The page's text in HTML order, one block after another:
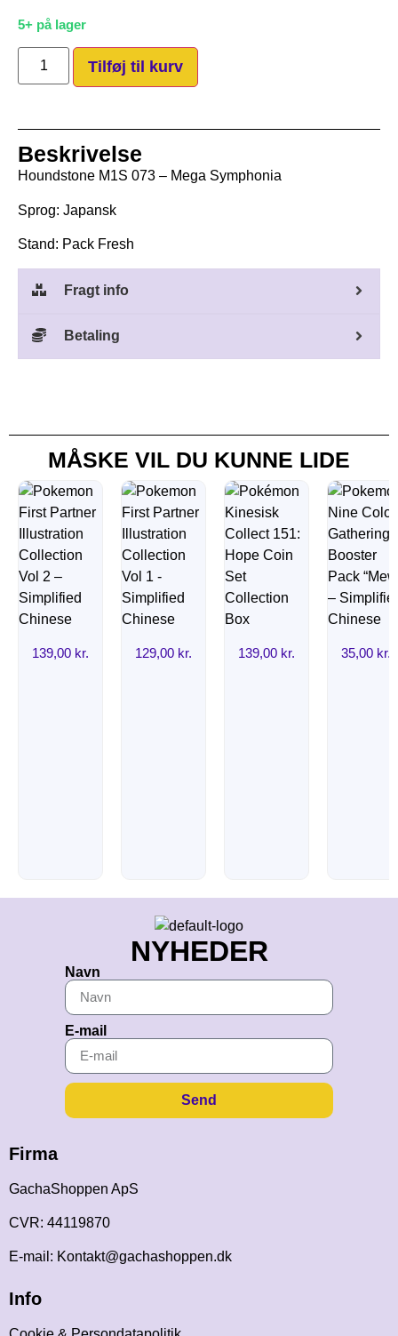
5+ på lager
Tilføj til kurv
Beskrivelse
Houndstone M1S 073 – Mega Symphonia
Sprog: Japansk
Stand: Pack Fresh
Fragt info
Betaling
MÅSKE VIL DU KUNNE LIDE
139,00 kr. 129,00 kr. 139,00 kr. 35,00 kr.
NYHEDER
Navn
E-mail
Send
Firma
GachaShoppen ApS
CVR: 44119870
E-mail: Kontakt@gachashoppen.dk
Info